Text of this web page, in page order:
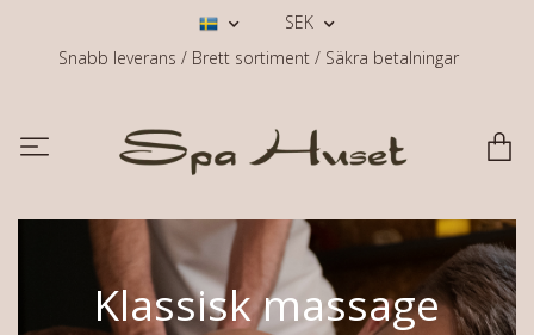
SEK
Snabb leverans / Brett sortiment / Säkra betalningar
Klassisk massage